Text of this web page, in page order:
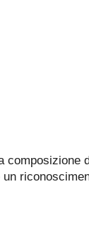
composizione